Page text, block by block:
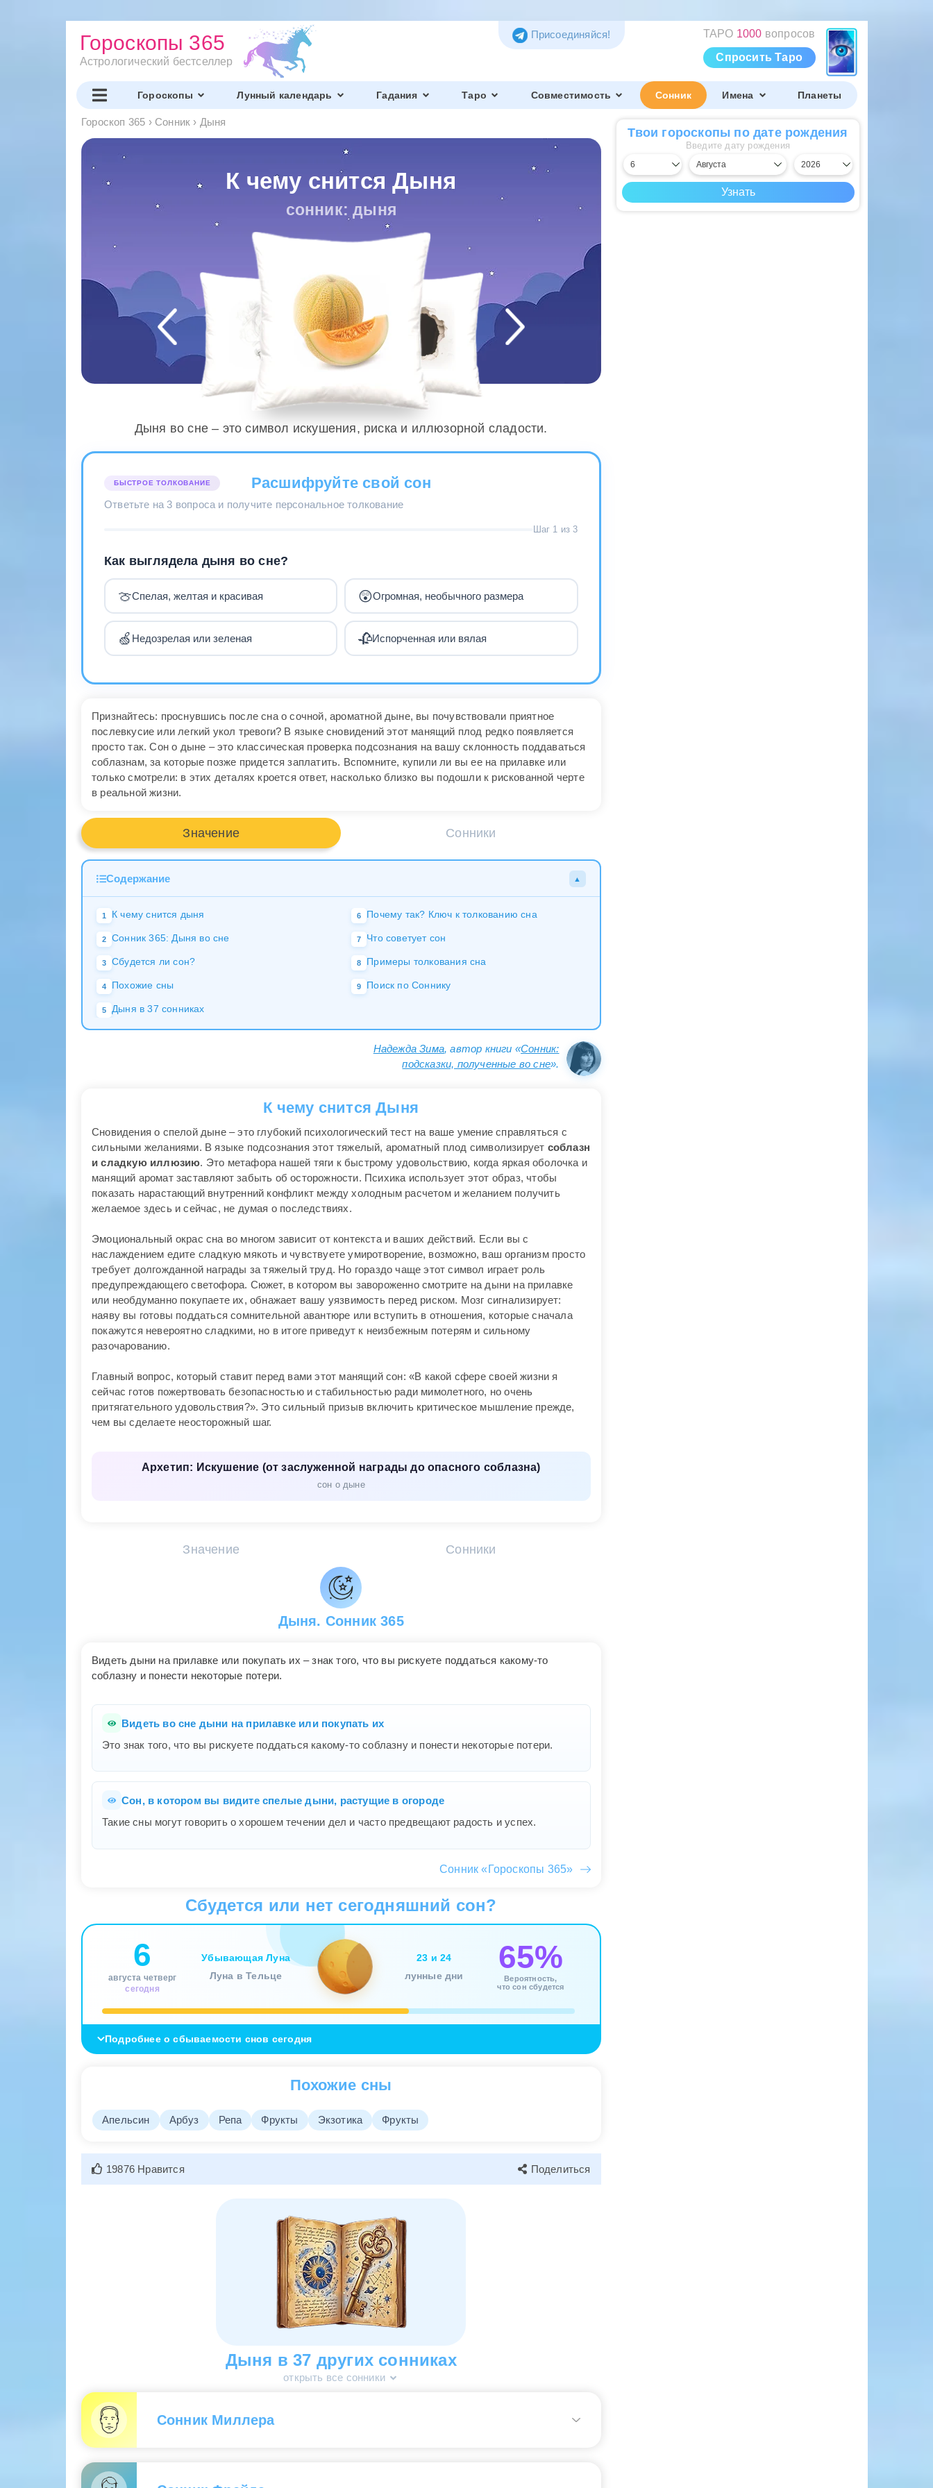
Гороскопы 365
Астрологический бестселлер
ТАРО 1000 вопросов
Спросить Таро
Присоединяйся!
Гороскопы Лунный календарь Гадания Таро Совместимость Сонник Имена Планеты
Гороскоп 365 › Сонник › Дыня
К чему снится Дыня
сонник: дыня
Дыня во сне – это символ искушения, риска и иллюзорной сладости.
БЫСТРОЕ ТОЛКОВАНИЕ Расшифруйте свой сон
Ответьте на 3 вопроса и получите персональное толкование
Шаг 1 из 3
Как выглядела дыня во сне?
🍈Спелая, желтая и красивая 😲Огромная, необычного размера
🍏 Недозрелая или зеленая 🥀Испорченная или вялая
Признайтесь: проснувшись после сна о сочной, ароматной дыне, вы почувствовали приятное
послевкусие или легкий укол тревоги? В языке сновидений этот манящий плод редко появляется
просто так. Сон о дыне – это классическая проверка подсознания на вашу склонность поддаваться
соблазнам, за которые позже придется заплатить. Вспомните, купили ли вы ее на прилавке или
только смотрели: в этих деталях кроется ответ, насколько близко вы подошли к рискованной черте
в реальной жизни.
Значение Сонники
Содержание ▲
1 К чему снится дыня
2 Сонник 365: Дыня во сне
3 Сбудется ли сон?
4 Похожие сны
5 Дыня в 37 сонниках
6 Почему так? Ключ к толкованию сна
7 Что советует сон
8 Примеры толкования сна
9 Поиск по Соннику
Надежда Зима, автор книги «Сонник:
подсказки, полученные во сне».
К чему снится Дыня
Сновидения о спелой дыне – это глубокий психологический тест на ваше умение справляться с
сильными желаниями. В языке подсознания этот тяжелый, ароматный плод символизирует соблазн
и сладкую иллюзию. Это метафора нашей тяги к быстрому удовольствию, когда яркая оболочка и
манящий аромат заставляют забыть об осторожности. Психика использует этот образ, чтобы
показать нарастающий внутренний конфликт между холодным расчетом и желанием получить
желаемое здесь и сейчас, не думая о последствиях.
Эмоциональный окрас сна во многом зависит от контекста и ваших действий. Если вы с
наслаждением едите сладкую мякоть и чувствуете умиротворение, возможно, ваш организм просто
требует долгожданной награды за тяжелый труд. Но гораздо чаще этот символ играет роль
предупреждающего светофора. Сюжет, в котором вы завороженно смотрите на дыни на прилавке
или необдуманно покупаете их, обнажает вашу уязвимость перед риском. Мозг сигнализирует:
наяву вы готовы поддаться сомнительной авантюре или вступить в отношения, которые сначала
покажутся невероятно сладкими, но в итоге приведут к неизбежным потерям и сильному
разочарованию.
Главный вопрос, который ставит перед вами этот манящий сон: «В какой сфере своей жизни я
сейчас готов пожертвовать безопасностью и стабильностью ради мимолетного, но очень
притягательного удовольствия?». Это сильный призыв включить критическое мышление прежде,
чем вы сделаете неосторожный шаг.
Архетип: Искушение (от заслуженной награды до опасного соблазна)
сон о дыне
Значение Сонники
Дыня. Сонник 365
Видеть дыни на прилавке или покупать их – знак того, что вы рискуете поддаться какому-то
соблазну и понести некоторые потери.
Видеть во сне дыни на прилавке или покупать их
Это знак того, что вы рискуете поддаться какому-то соблазну и понести некоторые потери.
Сон, в котором вы видите спелые дыни, растущие в огороде
Такие сны могут говорить о хорошем течении дел и часто предвещают радость и успех.
Сонник «Гороскопы 365»
Сбудется или нет сегодняшний сон?
6
августа четверг
сегодня
Убывающая Луна
Луна в Тельце
23 и 24
лунные дни
65%
Вероятность,
что сон сбудется
Подробнее о сбываемости снов сегодня
Похожие сны
Апельсин Арбуз Репа Фрукты Экзотика Фрукты
19876 Нравится Поделиться
Дыня в 37 других сонниках
открыть все сонники
Сонник Миллера
Видеть во сне дыни
Твои гороскопы по дате рождения
Введите дату рождения